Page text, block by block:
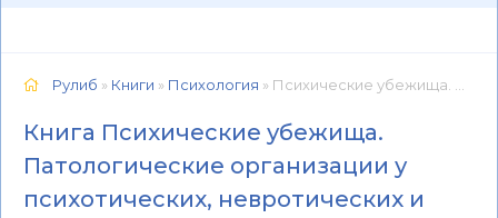
Рулиб » Книги » Психология » Психические убежища. Патологические организации у психотических, невротических и пограничных пациентов - Джон Стайнер 📕 - Книга онлайн бесплатно
Книга Психические убежища.
Патологические организации у
психотических, невротических и